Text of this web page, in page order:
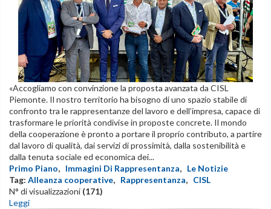
«Accogliamo con convinzione la proposta avanzata da CISL
Piemonte. Il nostro territorio ha bisogno di uno spazio stabile di
confronto tra le rappresentanze del lavoro e dell’impresa, capace di
trasformare le priorità condivise in proposte concrete. Il mondo
della cooperazione è pronto a portare il proprio contributo, a partire
dal lavoro di qualità, dai servizi di prossimità, dalla sostenibilità e
dalla tenuta sociale ed economica dei...
Primo Piano, Immagini Di Rappresentanza, Le Notizie
Tag: Alleanza cooperative, Rappresentanza, CISL
N° di visualizzazioni (171)
Leggi